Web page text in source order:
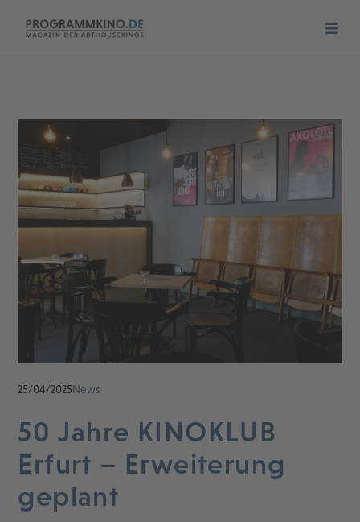
25/04/2025News
50 Jahre KINOKLUB
Erfurt – Erweiterung
geplant